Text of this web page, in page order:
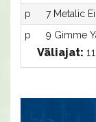
p
7 Metalic
p
9 Gimme
Väliajat: